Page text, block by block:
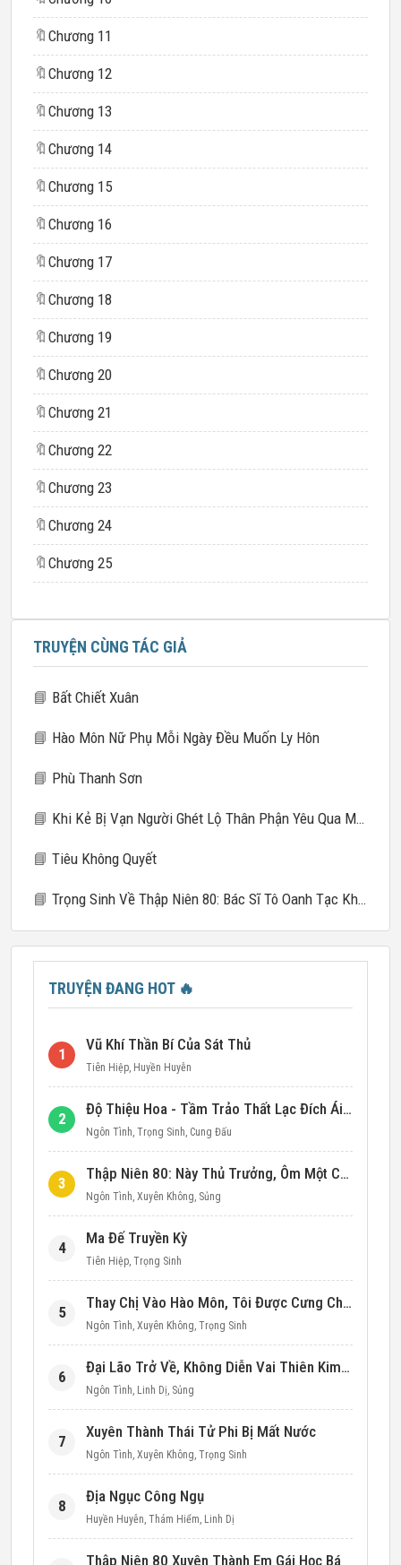
🔖 Chương 11
🔖 Chương 12
🔖 Chương 13
🔖 Chương 14
🔖 Chương 15
🔖 Chương 16
🔖 Chương 17
🔖 Chương 18
🔖 Chương 19
🔖 Chương 20
🔖 Chương 21
🔖 Chương 22
🔖 Chương 23
🔖 Chương 24
🔖 Chương 25
TRUYỆN CÙNG TÁC GIẢ
📘 Bất Chiết Xuân
📘 Hào Môn Nữ Phụ Mỗi Ngày Đều Muốn Ly Hôn
📘 Phù Thanh Sơn
📘 Khi Kẻ Bị Vạn Người Ghét Lộ Thân Phận Yêu Qua Mạng
📘 Tiêu Không Quyết
📘 Trọng Sinh Về Thập Niên 80: Bác Sĩ Tô Oanh Tạc Khắp Nơi
TRUYỆN ĐANG HOT 🔥
1
Vũ Khí Thần Bí Của Sát Thủ
Tiên Hiệp, Huyền Huyễn
2
Độ Thiệu Hoa - Tầm Trảo Thất Lạc Đích Ái Tình
Ngôn Tình, Trọng Sinh, Cung Đấu
3
Thập Niên 80: Này Thủ Trưởng, Ôm Một Cái Đi!
Ngôn Tình, Xuyên Không, Sủng
4
Ma Đế Truyền Kỳ
Tiên Hiệp, Trọng Sinh
5
Thay Chị Vào Hào Môn, Tôi Được Cưng Chiều Hết Mực (Thập Niên 90)
Ngôn Tình, Xuyên Không, Trọng Sinh
6
Đại Lão Trở Về, Không Diễn Vai Thiên Kim Giả Nữa
Ngôn Tình, Linh Dị, Sủng
7
Xuyên Thành Thái Tử Phi Bị Mất Nước
Ngôn Tình, Xuyên Không, Trọng Sinh
8
Địa Ngục Công Ngụ
Huyền Huyễn, Thám Hiểm, Linh Dị
Thập Niên 80 Xuyên Thành Em Gái Học Bá